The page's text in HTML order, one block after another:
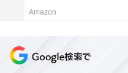
Amazon